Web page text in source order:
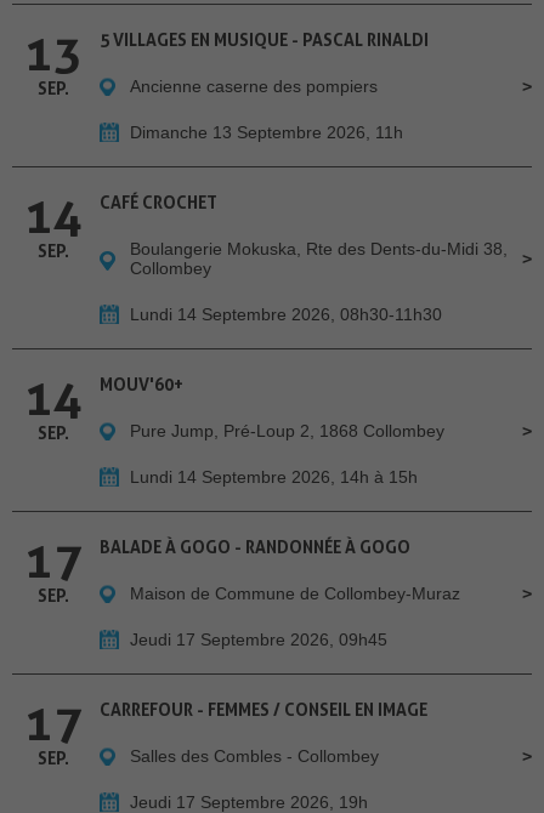
13
SEP.
5 VILLAGES EN MUSIQUE - PASCAL RINALDI
Ancienne caserne des pompiers
Dimanche 13 Septembre 2026, 11h
14
SEP.
CAFÉ CROCHET
Boulangerie Mokuska, Rte des Dents-du-Midi 38,
Collombey
Lundi 14 Septembre 2026, 08h30-11h30
14
SEP.
MOUV'60+
Pure Jump, Pré-Loup 2, 1868 Collombey
Lundi 14 Septembre 2026, 14h à 15h
17
SEP.
BALADE À GOGO - RANDONNÉE À GOGO
Maison de Commune de Collombey-Muraz
Jeudi 17 Septembre 2026, 09h45
17
SEP.
CARREFOUR - FEMMES / CONSEIL EN IMAGE
Salles des Combles - Collombey
Jeudi 17 Septembre 2026, 19h